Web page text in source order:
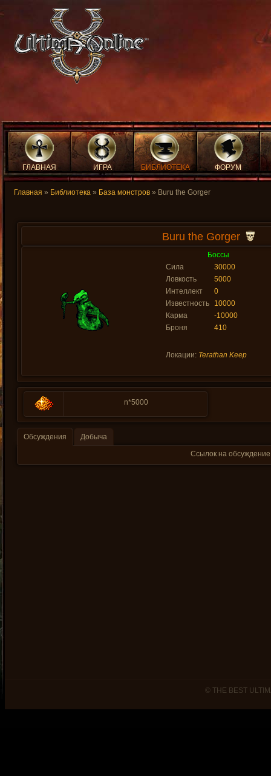
ГЛАВНАЯ ИГРА БИБЛИОТЕКА ФОРУМ
Главная » Библиотека » База монстров » Buru the Gorger
Buru the Gorger
Боссы
Сила
30000
Ловкость
5000
Интеллект
0
Известность
10000
Карма
-10000
Броня
410
Локации: Terathan Keep
n*5000
Обсуждения
Добыча
Ссылок на
© THE BEST